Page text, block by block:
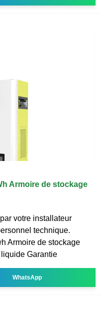
Armoire de stockage
votre installateur
technique.
Armoire de stockage
Garantie
WhatsApp